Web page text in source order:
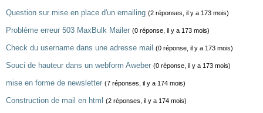
Question sur mise en place d'un emailing (2 réponses, il y a 173 mois)
Problème erreur 503 MaxBulk Mailer (0 réponse, il y a 173 mois)
Check du username dans une adresse mail (0 réponse, il y a 173 mois)
Souci de hauteur dans un webform Aweber (0 réponse, il y a 173 mois)
mise en forme de newsletter (7 réponses, il y a 174 mois)
Construction de mail en html (2 réponses, il y a 174 mois)